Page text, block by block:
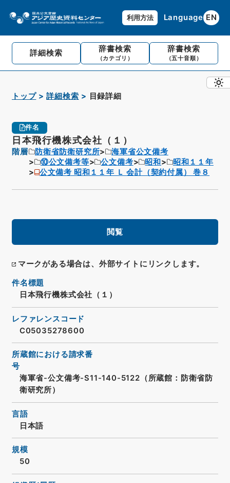
利用方法 Language EN
詳細検索 辞書検索
（カテゴリ）
辞書検索
（五十音順）
トップ 詳細検索 目録詳細
件名
日本飛行機株式会社（１）
階層 防衛省防衛研究所
海軍省公文備考
⑩公文備考等
公文備考 昭和
昭和１１年
公文備考 昭和１１年 Ｌ 会計（契約付属） 巻８
閲覧
マークがある場合は、外部サイトにリンクします。
件名標題
日本飛行機株式会社（１）
レファレンスコード
C05035278600
所蔵館における請求番
号
海軍省-公文備考-S11-140-5122（所蔵館：防衛省防
衛研究所）
言語
日本語
規模
50